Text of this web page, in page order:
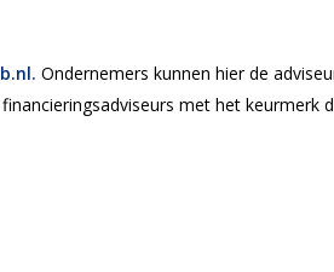
Ondernemers kunnen hier de
met het keurmerk